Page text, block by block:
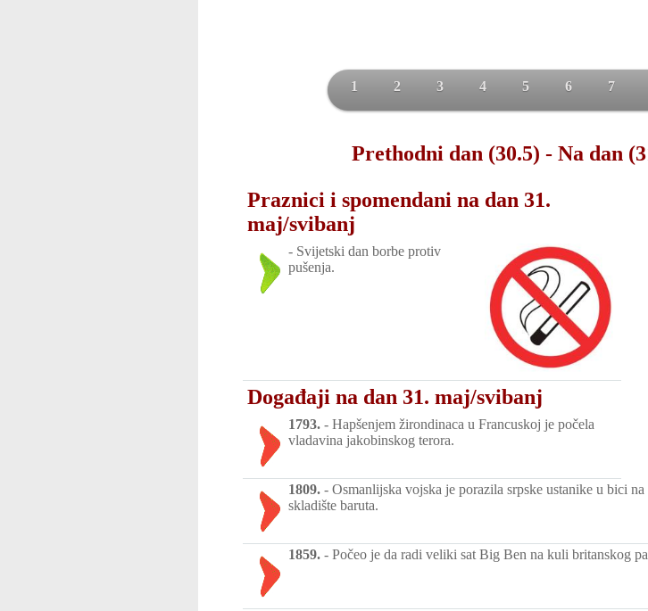
1 2 3 4 5 6 7
Prethodni dan (30.5) - Na dan
Praznici i spomendani na dan 31.
maj/svibanj
- Svijetski dan borbe protiv
pušenja.
Događaji na dan 31. maj/svibanj
1793. - Hapšenjem žirondinaca u Francuskoj je počela
vladavina jakobinskog terora.
1809. - Osmanlijska vojska je porazila srpske ustanike u bici
skladište baruta.
1859. - Počeo je da radi veliki sat Big Ben na kuli britanskog